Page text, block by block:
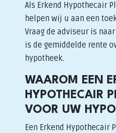
Als Erkend Hypothecair
helpen wij u aan een
Vraag de adviseur is
is de gemiddelde rente
hypotheek.
WAAROM EEN
HYPOTHECAIR
VOOR UW
Een Erkend Hypothecair